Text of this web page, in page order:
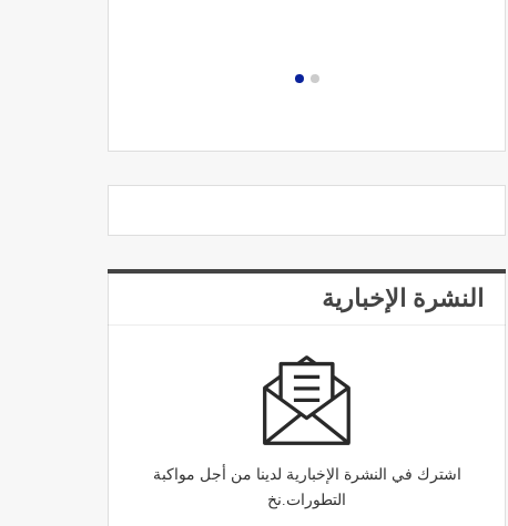
النشرة الإخبارية
اشترك في النشرة الإخبارية لدينا من أجل مواكبة
التطورات.نخ